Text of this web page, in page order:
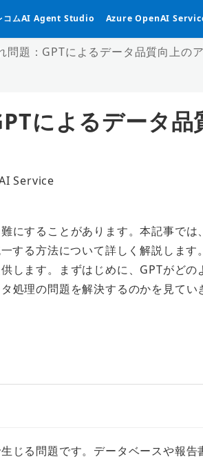
コムAI Agent Studio Azure OpenAI
問題：GPTによるデータ品質向上の
によるデータ品
Service
にすることがあります。本記事では
する方法について詳しく解説します
します。まずはじめに、GPTがどの
処理の問題を解決するのかを見てい
じる問題です。データベースや報告